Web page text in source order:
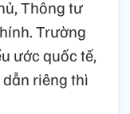
Thông tư
Trường
ước quốc tế,
riêng thì